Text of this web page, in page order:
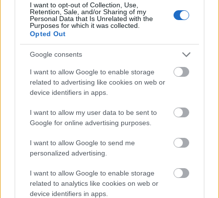
I want to opt-out of Collection, Use,
Retention, Sale, and/or Sharing of my
Personal Data that Is Unrelated with the
Purposes for which it was collected.
Opted Out
Google consents
I want to allow Google to enable storage
related to advertising like cookies on web or
device identifiers in apps.
I want to allow my user data to be sent to
Google for online advertising purposes.
I want to allow Google to send me
personalized advertising.
I want to allow Google to enable storage
related to analytics like cookies on web or
device identifiers in apps.
Mai Manó Ház a
Facebookon
Mai Manó Ház a